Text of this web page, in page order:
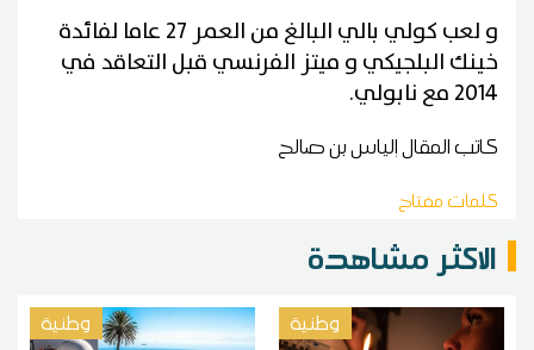
و لعب كولي بالي البالغ من العمر 27 عاما لفائدة
خينك البلجيكي و ميتز الفرنسي قبل التعاقد في
2014 مع نابولي.
كاتب المقالإلياس بن صالح
كلمات مفتاح
الاكثر مشاهدة
وطنية وطنية